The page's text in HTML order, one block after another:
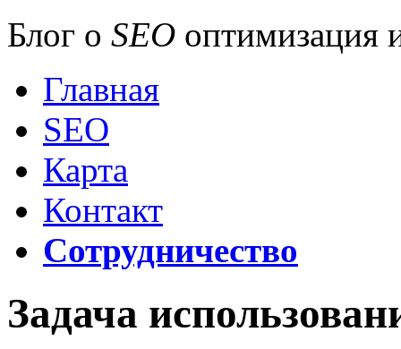
Блог о SEO оптимизация
Главная
SEO
Карта
Контакт
Сотрудничество
Задача